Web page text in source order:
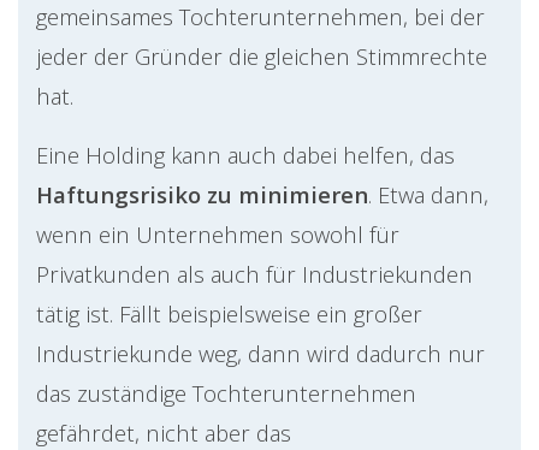
gemeinsames Tochterunternehmen, bei der
jeder der Gründer die gleichen Stimmrechte
hat.
Eine Holding kann auch dabei helfen, das
Haftungsrisiko zu minimieren. Etwa dann,
wenn ein Unternehmen sowohl für
Privatkunden als auch für Industriekunden
tätig ist. Fällt beispielsweise ein großer
Industriekunde weg, dann wird dadurch nur
das zuständige Tochterunternehmen
gefährdet, nicht aber das